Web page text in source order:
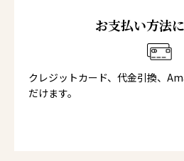
お支払い方法
クレジットカード、代金引換、
だけます。